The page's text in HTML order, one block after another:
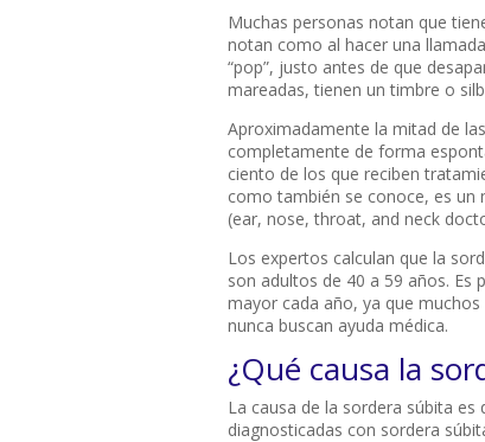
Muchas personas notan que
notan como al hacer una
“pop”, justo antes de que
mareadas, tienen un timbre o
Aproximadamente la mitad de
completamente de forma
ciento de los que reciben
como también se conoce, es un
(ear, nose, throat, and neck
Los expertos calculan que la
son adultos de 40 a 59 años. Es
mayor cada año, ya que
nunca buscan ayuda médica.
¿Qué causa la
La causa de la sordera súbita
diagnosticadas con sordera